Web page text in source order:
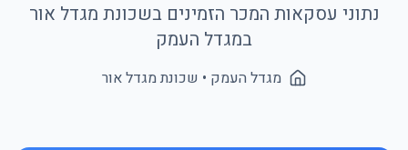
נתוני עסקאות המכר הזמינים בשכונת מגדל אור
במגדל העמק
מגדל העמק • שכונתמגדל אור